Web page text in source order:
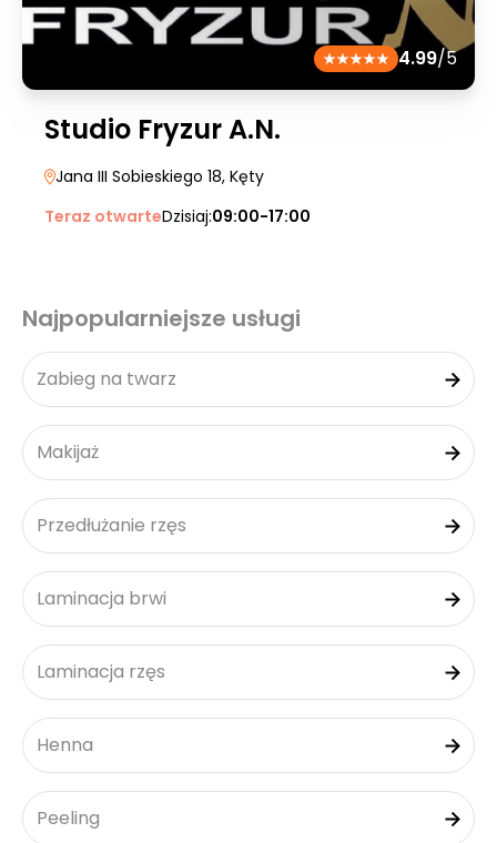
4.99/5
Studio Fryzur A.N.
Jana III Sobieskiego 18, Kęty
Teraz otwarteDzisiaj:09:00-17:00
Najpopularniejsze usługi
Zabieg na twarz
Makijaż
Przedłużanie rzęs
Laminacja brwi
Laminacja rzęs
Henna
Peeling